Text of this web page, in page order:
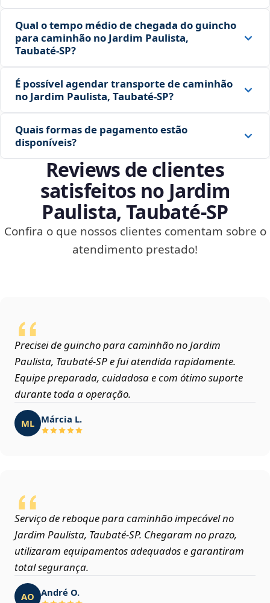
Qual o tempo médio de chegada do guincho
para caminhão no Jardim Paulista,
Taubaté‑SP?
É possível agendar transporte de caminhão
no Jardim Paulista, Taubaté‑SP?
Quais formas de pagamento estão
disponíveis?
Reviews de clientes
satisfeitos no Jardim
Paulista, Taubaté‑SP
Confira o que nossos clientes comentam sobre o
atendimento prestado!
Precisei de guincho para caminhão no Jardim
Paulista, Taubaté‑SP e fui atendida rapidamente.
Equipe preparada, cuidadosa e com ótimo suporte
durante toda a operação.
ML Márcia L.
Serviço de reboque para caminhão impecável no
Jardim Paulista, Taubaté‑SP. Chegaram no prazo,
utilizaram equipamentos adequados e garantiram
total segurança.
AO André O.